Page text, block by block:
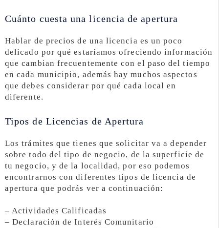
Cuánto cuesta una licencia de apertura
Hablar de precios de una licencia es un poco
delicado por qué estaríamos ofreciendo información
que cambian frecuentemente con el paso del tiempo
en cada municipio, además hay muchos aspectos
que debes considerar por qué cada local en
diferente.
Tipos de Licencias de Apertura
Los trámites que tienes que solicitar va a depender
sobre todo del tipo de negocio, de la superficie de
tu negocio, y de la localidad, por eso podemos
encontrarnos con diferentes tipos de licencia de
apertura que podrás ver a continuación:
– Actividades Calificadas
– Declaración de Interés Comunitario